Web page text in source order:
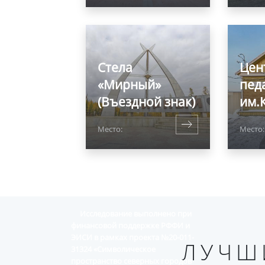
Стела
«Мирный»
(Въездной знак)
Место:
пространство северных городов